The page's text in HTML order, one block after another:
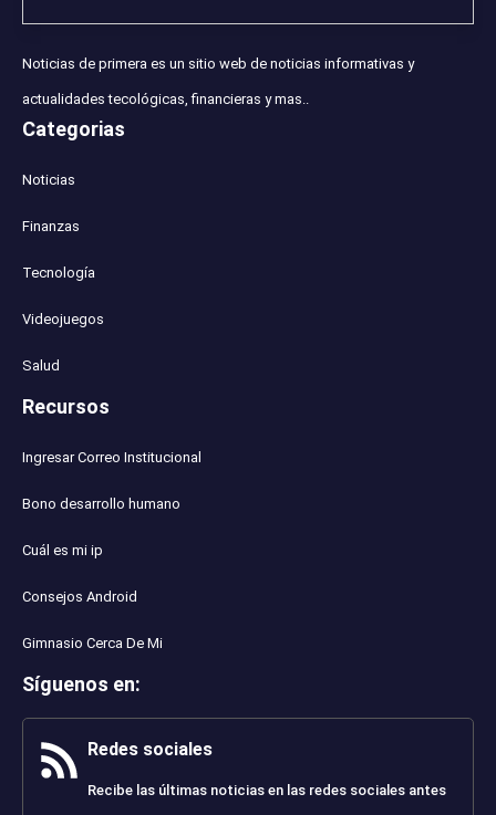
Noticias de primera es un sitio web de noticias informativas y
actualidades tecológicas, financieras y mas..
Categorias
Noticias
Finanzas
Tecnología
Videojuegos
Salud
Recursos
Ingresar Correo Institucional
Bono desarrollo humano
Cuál es mi ip
Consejos Android
Gimnasio Cerca De Mi
Síguenos en:
Redes sociales
Recibe las últimas noticias en las redes sociales antes